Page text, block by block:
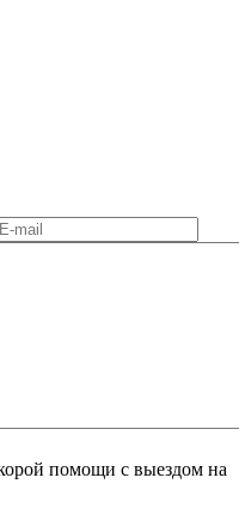
помощи с выездом на